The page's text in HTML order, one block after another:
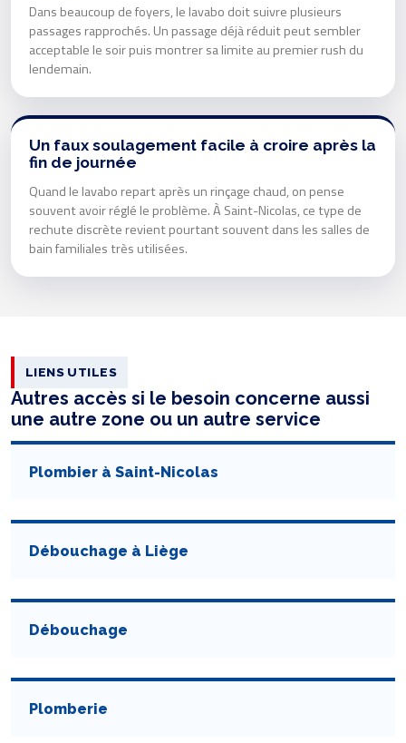
Dans beaucoup de foyers, le lavabo doit suivre plusieurs
passages rapprochés. Un passage déjà réduit peut sembler
acceptable le soir puis montrer sa limite au premier rush du
lendemain.
Un faux soulagement facile à croire après la
fin de journée
Quand le lavabo repart après un rinçage chaud, on pense
souvent avoir réglé le problème. À Saint-Nicolas, ce type de
rechute discrète revient pourtant souvent dans les salles de
bain familiales très utilisées.
LIENS UTILES
Autres accès si le besoin concerne aussi
une autre zone ou un autre service
Plombier à Saint-Nicolas
Débouchage à Liège
Débouchage
Plomberie